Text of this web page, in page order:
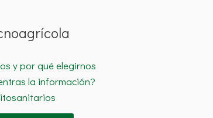
y por qué elegirnos
la información?